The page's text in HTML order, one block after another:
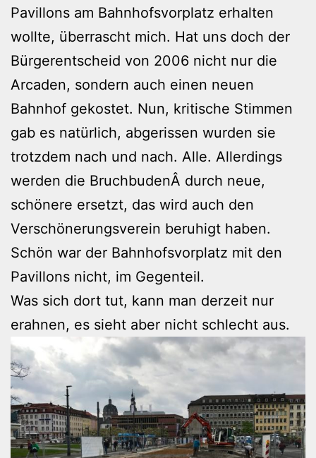
Pavillons am Bahnhofsvorplatz erhalten
wollte, überrascht mich. Hat uns doch der
Bürgerentscheid von 2006 nicht nur die
Arcaden, sondern auch einen neuen
Bahnhof gekostet. Nun, kritische Stimmen
gab es natürlich, abgerissen wurden sie
trotzdem nach und nach. Alle. Allerdings
werden die BruchbudenÂ durch neue,
schönere ersetzt, das wird auch den
Verschönerungsverein beruhigt haben.
Schön war der Bahnhofsvorplatz mit den
Pavillons nicht, im Gegenteil.
Was sich dort tut, kann man derzeit nur
erahnen, es sieht aber nicht schlecht aus.